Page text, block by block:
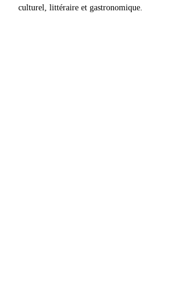
culturel, littéraire et gastronomique.